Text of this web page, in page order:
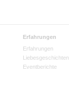
Erfahrungen
Erfahrungen
Liebesgeschichten
Eventberichte